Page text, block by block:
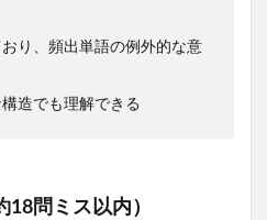
り、頻出単語の例外的な意
造でも理解できる
問ミス以内）